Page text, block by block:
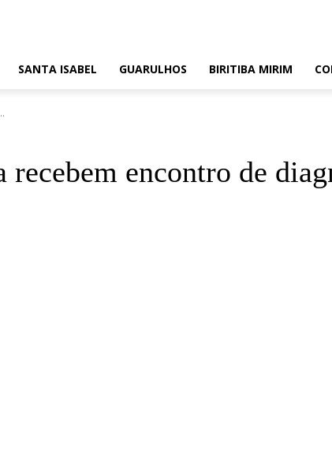
SANTA ISABEL GUARULHOS BIRITIBA MIRIM
encontro de